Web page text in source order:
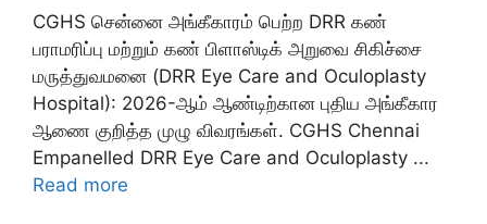
CGHS சென்னை அங்கீகாரம் பெற்ற DRR கண்
பராமரிப்பு மற்றும் கண் பிளாஸ்டிக் அறுவை சிகிச்சை
மருத்துவமனை (DRR Eye Care and Oculoplasty
Hospital): 2026-ஆம் ஆண்டிற்கான புதிய அங்கீகார
ஆணை குறித்த முழு விவரங்கள். CGHS Chennai
Empanelled DRR Eye Care and Oculoplasty ...
Read more